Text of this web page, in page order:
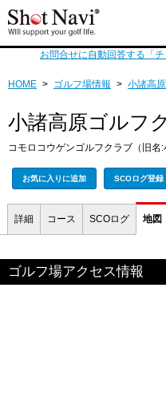
お問合せに自動回答する「
HOME > ゴルフ場情報 > 小諸高
小諸高原ゴルフ
コモロコウゲンゴルフクラブ（旧名:
お気に入りに追加 SCOログ登録
詳細 コース SCOログ 地図
ゴルフ場アクセス情報